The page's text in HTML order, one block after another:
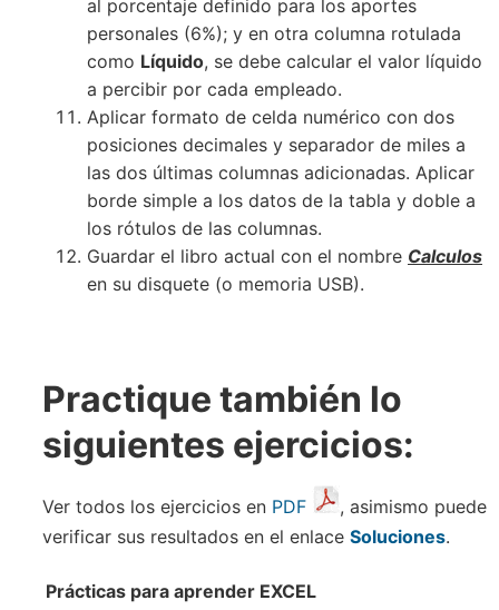
al porcentaje definido para los aportes
personales (6%); y en otra columna rotulada
como Líquido, se debe calcular el valor líquido
a percibir por cada empleado.
Aplicar formato de celda numérico con dos
posiciones decimales y separador de miles a
las dos últimas columnas adicionadas. Aplicar
borde simple a los datos de la tabla y doble a
los rótulos de las columnas.
Guardar el libro actual con el nombre Calculos
en su disquete (o memoria USB).
Practique también lo
siguientes ejercicios:
Ver todos los ejercicios en PDF
, asimismo puede
verificar sus resultados en el enlace Soluciones.
Prácticas para aprender EXCEL